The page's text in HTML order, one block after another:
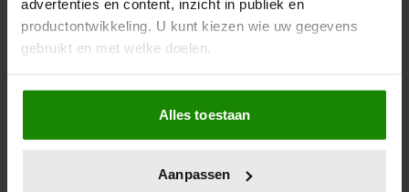
advertenties en content, inzicht in publiek en
productontwikkeling. U kunt kiezen wie uw gegevens
gebruikt en met welke doelen.
Als u het toestaat, willen we ook graag:
Informatie verzamelen over uw geografische
locatie, die tot een paar meter nauwkeurig kan zijn
scannen op specifieke eigenschappen (fingerprinting)
Alles toestaan
Aanpassen